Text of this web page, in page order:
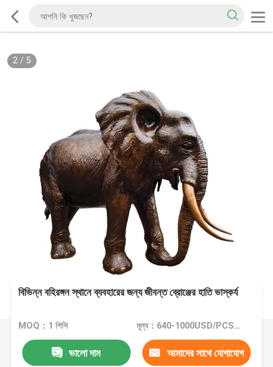
2/ 5
বিভিন্ন বহিরঙ্গন স্থানে ব্যবহারের জন্য জীবন্ত ব্রোঞ্জের হাতি ভাস্কর্য
MOQ：1 পিসি মূল্য：640-1000USD/PCS(Negotiate)
ভালো দাম আমাদের সাথে যোগাযোগ